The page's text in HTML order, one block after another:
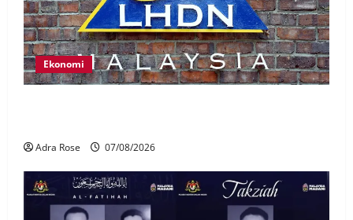
Ekonomi
Adra Rose 07/08/2026